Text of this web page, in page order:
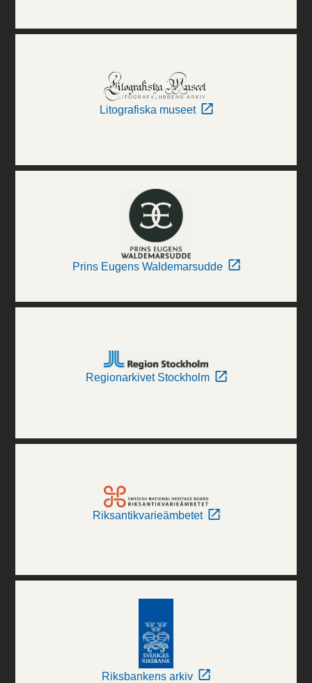
Litografiska museet
Prins Eugens Waldemarsudde
Regionarkivet Stockholm
Riksantikvarieämbetet
Riksbankens arkiv